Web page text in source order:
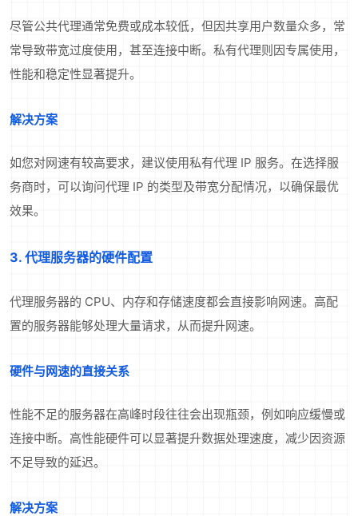
尽管公共代理通常免费或成本较低，但因共享用户数量众多，常
常导致带宽过度使用，甚至连接中断。私有代理则因专属使用，
性能和稳定性显著提升。
解决方案
如您对网速有较高要求，建议使用私有代理 IP 服务。在选择服
务商时，可以询问代理 IP 的类型及带宽分配情况，以确保最优
效果。
3. 代理服务器的硬件配置
代理服务器的 CPU、内存和存储速度都会直接影响网速。高配
置的服务器能够处理大量请求，从而提升网速。
硬件与网速的直接关系
性能不足的服务器在高峰时段往往会出现瓶颈，例如响应缓慢或
连接中断。高性能硬件可以显著提升数据处理速度，减少因资源
不足导致的延迟。
解决方案